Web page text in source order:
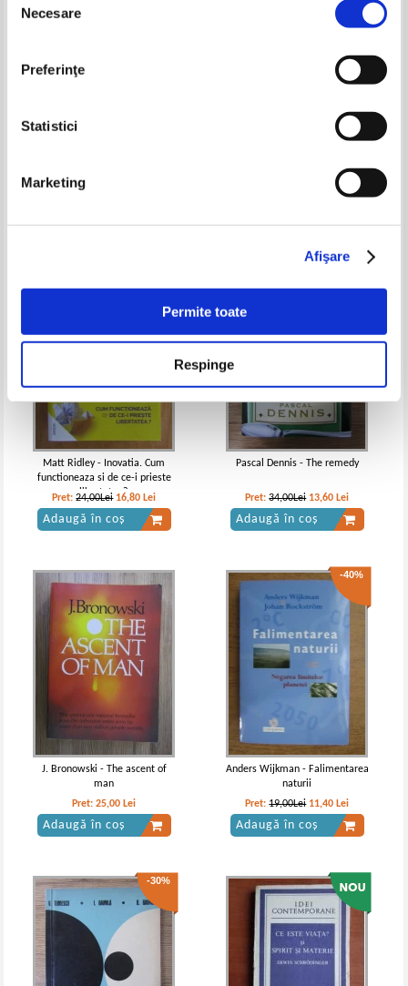
consimțământului
Necesare
Preferinţe
Statistici
Marketing
Afişare
Permite toate
Respinge
pentru concursuri scolare, clasa
17,00Lei
know that. Stuff you forgot from
Lei
Matt Ridley - Inovatia. Cum
functioneaza si de ce-i prieste
libertatea?
Pret:24,00Lei 16,80 Lei
Adaugă în coș
Pascal Dennis - The remedy
Pret:34,00Lei 13,60 Lei
Adaugă în coș
J. Bronowski - The ascent of
man
Pret:25,00 Lei
Adaugă în coș
-40%
Anders Wijkman - Falimentarea
naturii
Pret:19,00Lei 11,40 Lei
Adaugă în coș
-30%